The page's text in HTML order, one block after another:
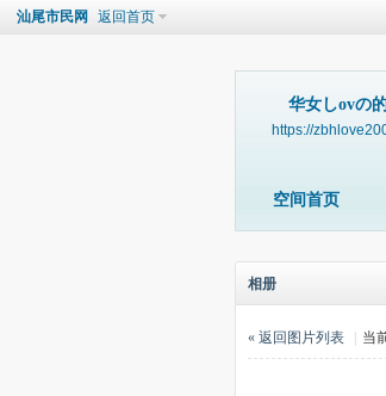
汕尾市民网 返回首页
ゞ华女しovの
https://
空间首页
相册
« 返回图片列表 当